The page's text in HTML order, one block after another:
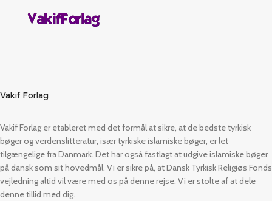
Vakif Forlag
Vakif Forlag er etableret med det formål at sikre, at de bedste tyrkisk
bøger og verdenslitteratur, især tyrkiske islamiske bøger, er let
tilgængelige fra Danmark. Det har også fastlagt at udgive islamiske bøger
på dansk som sit hovedmål. Vi er sikre på, at Dansk Tyrkisk Religiøs Fonds
vejledning altid vil være med os på denne rejse. Vi er stolte af at dele
denne tillid med dig.